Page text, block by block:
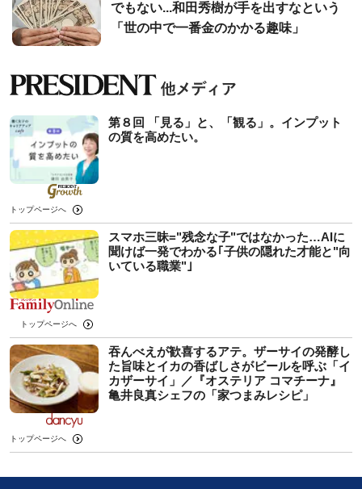
でもない...和田秀樹が手を出すなという
「世の中で一番金のかかる趣味」
第８回 「見る」と、「観る」。インプット
の質を高めたい。
トップページへ
スマホ三昧="残念な子"ではなかった…AIに
聞けば一発でわかる｢子供の隠れた才能と"向
いている職業"｣
トップページへ
吞んべえが歓喜するアテ。ザーサイの発酵し
た旨味とイカの香ばしさがビールを呼ぶ「イ
カザーサイ」／『オステリア コマチーナ』
⻲井良真シェフの「家つまみレシピ」
トップページへ